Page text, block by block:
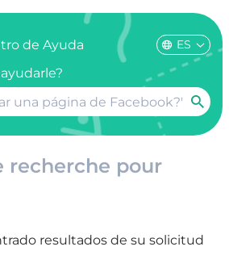
de Ayuda ES
recherche pour
resultados de su solicitud